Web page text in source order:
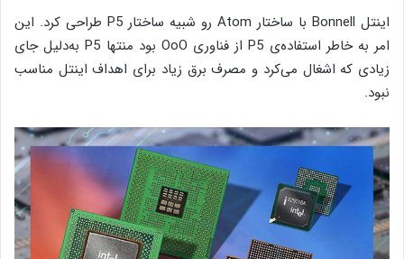
اینتل Bonnell با ساختار Atom رو شبیه ساختار P5 طراحی کرد. این
امر به خاطر استفاده‌ی P5 از فناوری OoO بود منتها P5 به‌دلیل جای
زیادی که اشغال می‌کرد و مصرف برق زیاد برای اهداف اینتل مناسب
نبود.